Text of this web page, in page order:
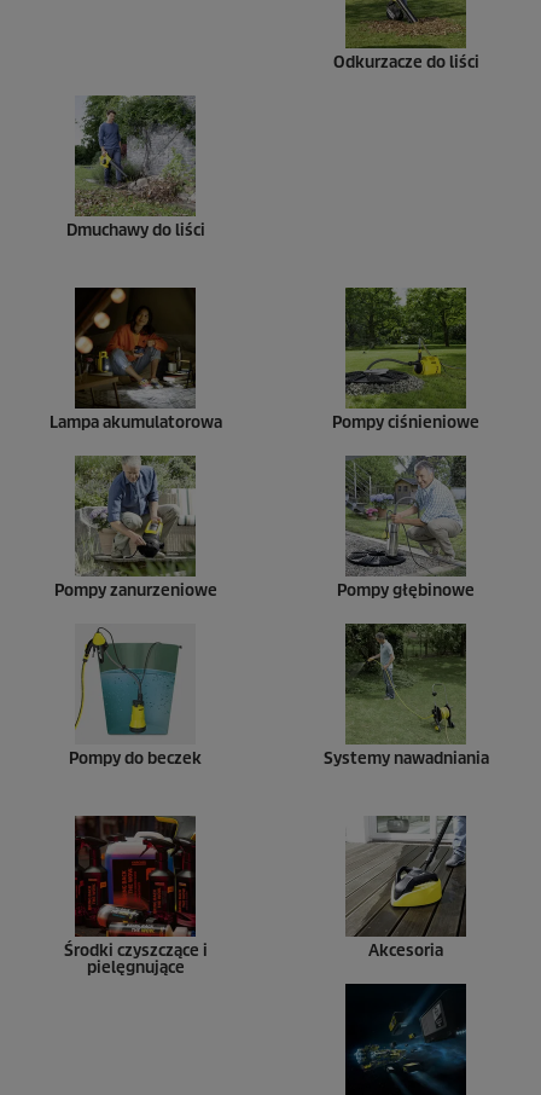
Odkurzacze do liści
Dmuchawy do liści
Lampa akumulatorowa Pompy ciśnieniowe
Pompy zanurzeniowe Pompy głębinowe
Pompy do beczek Systemy nawadniania
Środki czyszczące i
pielęgnujące
Akcesoria